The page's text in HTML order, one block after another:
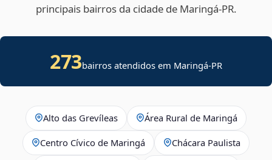
principais bairros da cidade de Maringá‑PR.
273bairros atendidos em Maringá-PR
Alto das Grevíleas Área Rural de Maringá
Centro Cívico de Maringá Chácara Paulista